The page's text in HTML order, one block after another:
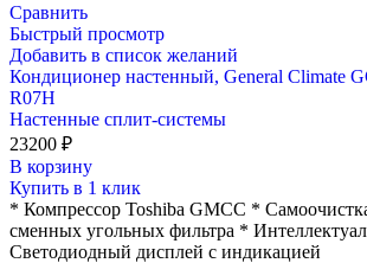
Сравнить
Быстрый просмотр
Добавить в список желаний
Кондиционер настенный, General Climate
R07H
Настенные сплит-системы
23200 ₽
В корзину
Купить в 1 клик
* Компрессор Toshiba GMCC *
сменных угольных фильтра *
Светодиодный дисплей с индикацией